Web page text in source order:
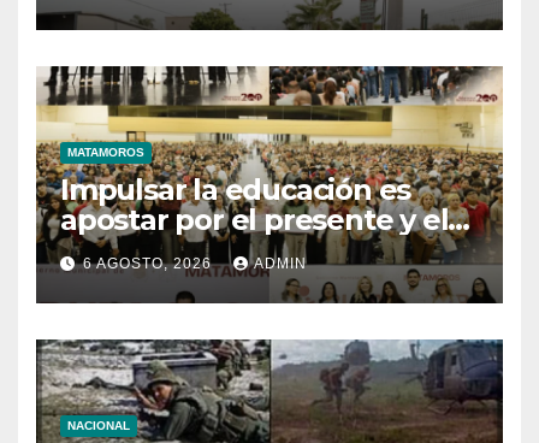
MATAMOROS
Impulsar la educación es
apostar por el presente y el
futuro de Matamoros
6 AGOSTO, 2026 ADMIN
NACIONAL